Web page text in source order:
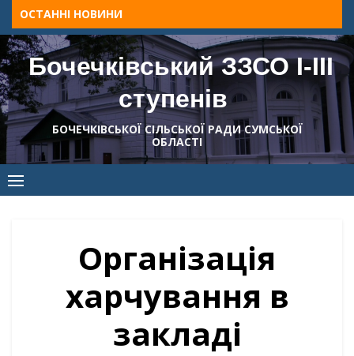
Skip
to
content
ОСТАННІ НОВИНИ
Бочечківський ЗЗСО І-ІІІ
ступенів
БОЧЕЧКІВСЬКОЇ СІЛЬСЬКОЇ РАДИ СУМСЬКОЇ
ОБЛАСТІ
Організація
харчування в
закладі